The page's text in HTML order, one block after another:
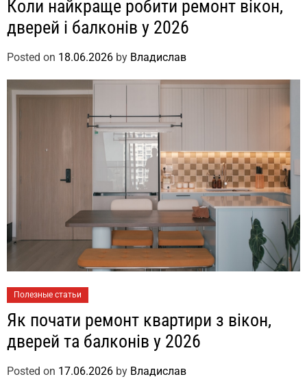
Коли найкраще робити ремонт вікон,
дверей і балконів у 2026
Posted on 18.06.2026 by Владислав
Полезные статьи
Як почати ремонт квартири з вікон,
дверей та балконів у 2026
Posted on 17.06.2026 by Владислав